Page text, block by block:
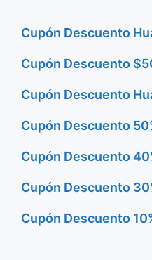
Cupón Descuento
Cupón Descuento
Cupón Descuento
Cupón Descuento
Cupón Descuento
Cupón Descuento
Cupón Descuento